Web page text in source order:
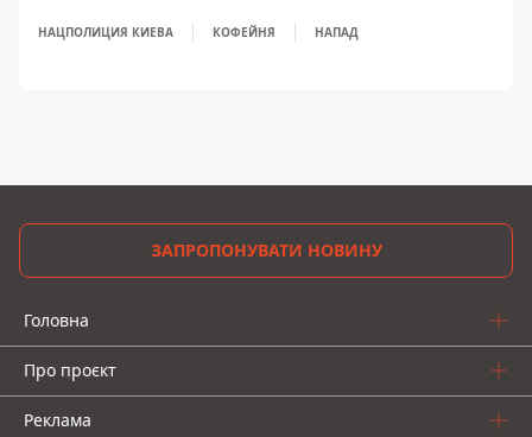
НАЦПОЛИЦИЯ КИЕВА КОФЕЙНЯ НАПАД
ЗАПРОПОНУВАТИ НОВИНУ
Головна
Про проєкт
Реклама